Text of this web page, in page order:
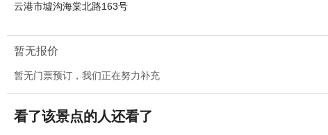
云港市墟沟海棠北路163号
暂无报价
暂无门票预订，我们正在努力补充
看了该景点的人还看了